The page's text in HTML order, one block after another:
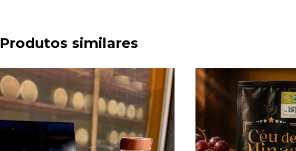
Produtos similares